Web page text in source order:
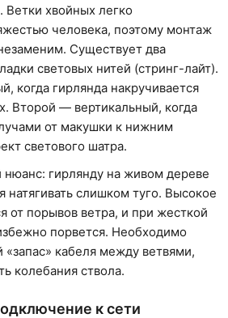
Ветки хвойных легко
человека, поэтому монтаж
Существует два
световых нитей (стринг-лайт).
когда гирлянда накручивается
Второй — вертикальный, когда
от макушки к нижним
светового шатра.
гирлянду на живом дереве
натягивать слишком туго. Высокое
от порывов ветра, и при жесткой
порвется. Необходимо
«запас» кабеля между ветвями,
колебания ствола.
к сети